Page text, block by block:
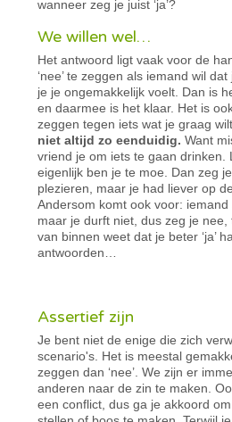
wanneer zeg je juist ‘ja’?
We willen wel…
Het antwoord ligt vaak voor de
‘nee’ te zeggen als iemand wil
je je ongemakkelijk voelt. Dan is
en daarmee is het klaar. Het is
zeggen tegen iets wat je graag
niet altijd zo eenduidig. Want
vriend je om iets te gaan drinken.
eigenlijk ben je te moe. Dan zeg je
plezieren, maar je had liever op
Andersom komt ook voor: iemand
maar je durft niet, dus zeg je
van binnen weet dat je beter ‘ja’
antwoorden…
Assertief zijn
Je bent niet de enige die zich
scenario's. Het is meestal
zeggen dan ‘nee’. We zijn er
anderen naar de zin te maken.
een conflict, dus ga je akkoord